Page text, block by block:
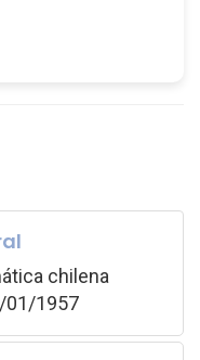
chilena
01/1957